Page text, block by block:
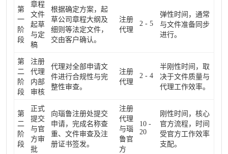
第
一
阶
段
章程
文件
起草
与定
稿
根据确定方案，起
草公司章程大纲及
细则等法定文件，
交由客户确认。
注册
代理
2 - 5
弹性时间，通常
与文件准备同步
进行。
第
二
阶
段
注册
代理
内部
审核
代理对全部申请文
件进行合规性与完
整性审查。
注册
代理
2 - 4
半刚性时间，取
决于文件质量与
代理工作效率。
第
二
阶
段
正式
提交
与官
方审
批
向瑙鲁注册处提交
申请，完成名称查
重、文件审查及注
册证书签发。
注册
代理
与瑙
鲁官
方
10 -
20
刚性时间，核心
官方流程，时间
受官方工作效率
支配。